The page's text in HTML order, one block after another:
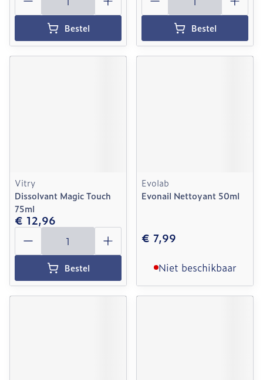
Bestel Bestel
Vitry
Dissolvant Magic Touch
75ml
€ 12,96
Aantal
Bestel
Evolab
Evonail Nettoyant 50ml
€ 7,99
Niet beschikbaar